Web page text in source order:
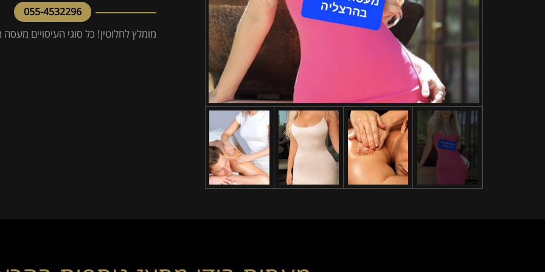
055-4532296
מומלץ לחלוטין! כל סוגי העיסויים